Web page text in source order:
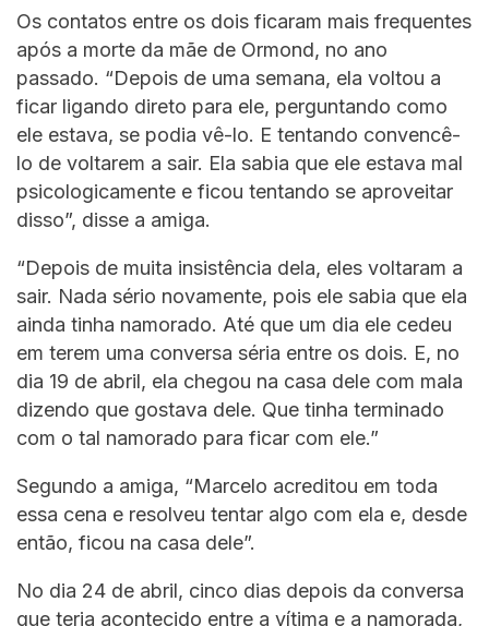
Os contatos entre os dois ficaram mais frequentes
após a morte da mãe de Ormond, no ano
passado. “Depois de uma semana, ela voltou a
ficar ligando direto para ele, perguntando como
ele estava, se podia vê-lo. E tentando convencê-
lo de voltarem a sair. Ela sabia que ele estava mal
psicologicamente e ficou tentando se aproveitar
disso”, disse a amiga.
“Depois de muita insistência dela, eles voltaram a
sair. Nada sério novamente, pois ele sabia que ela
ainda tinha namorado. Até que um dia ele cedeu
em terem uma conversa séria entre os dois. E, no
dia 19 de abril, ela chegou na casa dele com mala
dizendo que gostava dele. Que tinha terminado
com o tal namorado para ficar com ele.”
Segundo a amiga, “Marcelo acreditou em toda
essa cena e resolveu tentar algo com ela e, desde
então, ficou na casa dele”.
No dia 24 de abril, cinco dias depois da conversa
que teria acontecido entre a vítima e a namorada,